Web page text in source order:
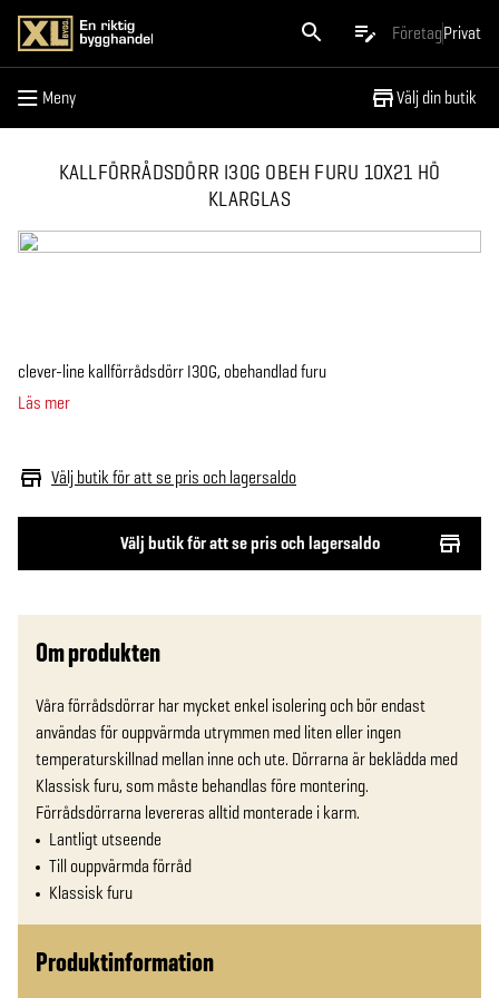
FöretagPrivat
Meny Välj din butik
Meny
KALLFÖRRÅDSDÖRR I30G OBEH FURU 10X21 HÖ
KLARGLAS
Välj butik för att se pris och lagersaldo
Välj butik för att se pris och lagersaldo
clever-line kallförrådsdörr I30G, obehandlad furu
Läs mer
Om produkten
Våra förrådsdörrar har mycket enkel isolering och bör endast
användas för ouppvärmda utrymmen med liten eller ingen
temperaturskillnad mellan inne och ute. Dörrarna är beklädda med
Klassisk furu, som måste behandlas före montering.
Förrådsdörrarna levereras alltid monterade i karm.
Lantligt utseende
Till ouppvärmda förråd
Klassisk furu
Produktinformation